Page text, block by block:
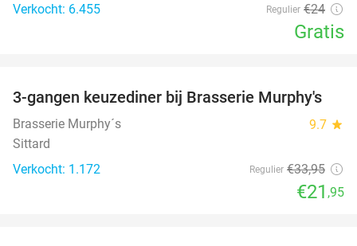
Verkocht: 6.455
Regulier €24
Gratis
35%
3-gangen keuzediner bij Brasserie Murphy's
Brasserie Murphy´s 9.7 star
Sittard
Verkocht: 1.172
Regulier €33,95
€21 ,95